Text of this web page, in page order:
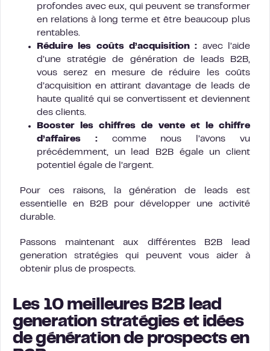
profondes avec eux, qui peuvent se transformer
en relations à long terme et être beaucoup plus
rentables.
Réduire les coûts d’acquisition : avec l’aide
d’une stratégie de génération de leads B2B,
vous serez en mesure de réduire les coûts
d’acquisition en attirant davantage de leads de
haute qualité qui se convertissent et deviennent
des clients.
Booster les chiffres de vente et le chiffre
d’affaires :comme nous l’avons vu
précédemment, un lead B2B égale un client
potentiel égale de l’argent.
Pour ces raisons, la génération de leads est
essentielle en B2B pour développer une activité
durable.
Passons maintenant aux différentes B2B lead
generation stratégies qui peuvent vous aider à
obtenir plus de prospects.
Les 10 meilleures B2B lead
generation stratégies et idées
de génération de prospects en